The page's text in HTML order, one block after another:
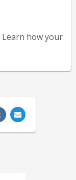
Learn how your